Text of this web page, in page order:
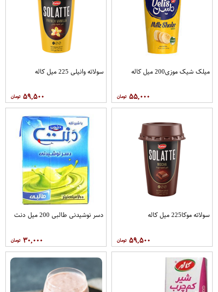
میلک شیک موزی200 میل کاله
۵۵,۰۰۰
سولاته وانیلی 225 میل کاله
۵۹,۵۰۰
سولاته موکا225 میل کاله
۵۹,۵۰۰
دسر نوشیدنی طالبی 200 میل دنت
۳۰,۰۰۰